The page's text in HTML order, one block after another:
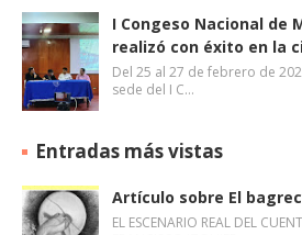
I Congeso Nacional de
realizó con éxito en la
Del 25 al 27 de febrero de
sede del I C…
Entradas más vistas
Artículo sobre El
EL ESCENARIO REAL DEL